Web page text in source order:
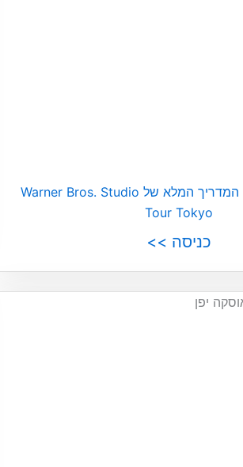
הארי פוטר טוקיו – המדריך המלא של Warner Bros. Studio
Tour Tokyo
כניסה >>